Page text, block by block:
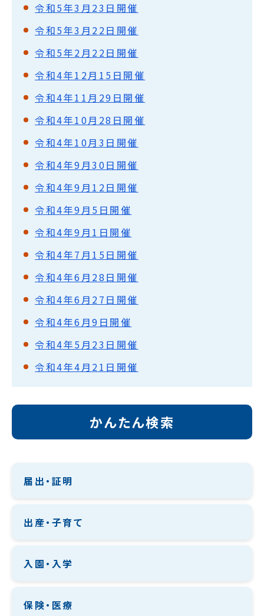
令和5年3月23日開催
令和5年3月22日開催
令和5年2月22日開催
令和4年12月15日開催
令和4年11月29日開催
令和4年10月28日開催
令和4年10月3日開催
令和4年9月30日開催
令和4年9月12日開催
令和4年9月5日開催
令和4年9月1日開催
令和4年7月15日開催
令和4年6月28日開催
令和4年6月27日開催
令和4年6月9日開催
令和4年5月23日開催
令和4年4月21日開催
かんたん検索
届出・証明
出産・子育て
入園・入学
保険・医療